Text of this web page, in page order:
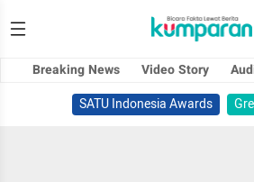
Breaking News Video Story
SATU Indonesia Awards